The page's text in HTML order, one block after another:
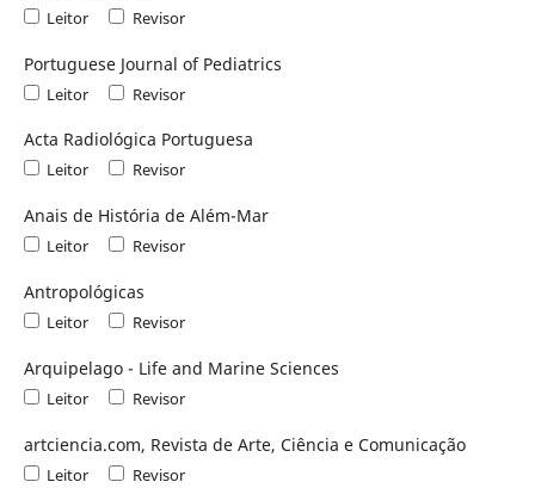
Leitor Revisor
Portuguese Journal of Pediatrics
Leitor Revisor
Acta Radiológica Portuguesa
Leitor Revisor
Anais de História de Além-Mar
Leitor Revisor
Antropológicas
Leitor Revisor
Arquipelago - Life and Marine Sciences
Leitor Revisor
artciencia.com, Revista de Arte, Ciência e Comunicação
Leitor Revisor